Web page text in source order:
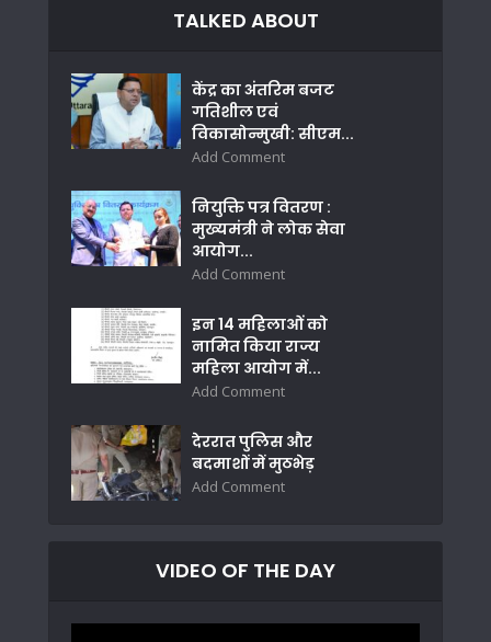
TALKED ABOUT
केंद्र का अंतरिम बजट
गतिशील एवं
विकासोन्मुखी: सीएम...
Add Comment
नियुक्ति पत्र वितरण :
मुख्यमंत्री ने लोक सेवा
आयोग...
Add Comment
इन 14 महिलाओं को
नामित किया राज्य
महिला आयोग में...
Add Comment
देररात पुलिस और
बदमाशों में मुठभेड़
Add Comment
VIDEO OF THE DAY